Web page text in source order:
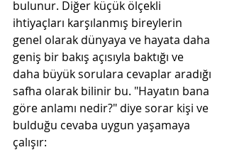
bulunur. Diğer küçük ölçekli
ihtiyaçları karşılanmış bireylerin
genel olarak dünyaya ve hayata daha
geniş bir bakış açısıyla baktığı ve
daha büyük sorulara cevaplar aradığı
safha olarak bilinir bu. "Hayatın bana
göre anlamı nedir?" diye sorar kişi ve
bulduğu cevaba uygun yaşamaya
çalışır: